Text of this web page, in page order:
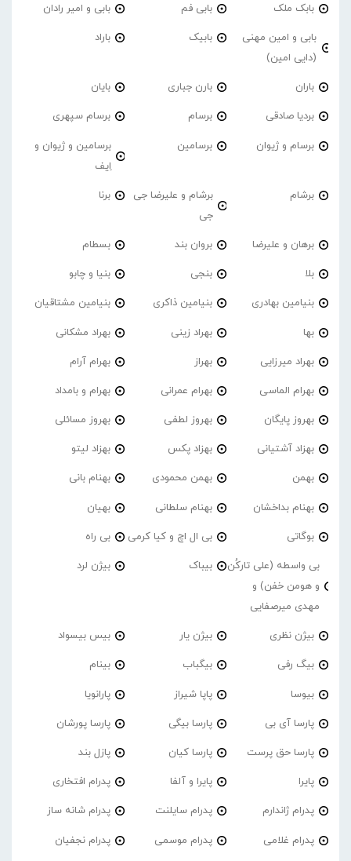
بابک ملک بابی فم بابی و امیر رادان
بابی و امین مهنی
(دایی امین)
بابیک باراد
باران بارن جباری بایان
بردیا صادقی برسام برسام سپهری
برسام و ژیوان برسامین
برسامین و ژیوان و
اِیف
برشام
برشام و علیرضا جی
جی
برنا
برهان و علیرضا بروان بند بسطام
بلا بنجی بنیا و چابو
بنیامین بهادری بنیامین ذاکری بنیامین مشتاقیان
بها بهراد زینی بهراد مشکانی
بهراد میرزایی بهراز بهرام آرام
بهرام الماسی بهرام عمرانی بهرام و بامداد
بهروز پایگان بهروز لطفی بهروز مسائلی
بهزاد آشتیانی بهزاد پکس بهزاد لیتو
بهمن بهمن محمودی بهنام بانی
بهنام بداخشان بهنام سلطانی بهیان
بوگاتی بی ال اچ و کیا کرمی بی راه
بی واسطه (علی تارکُن
و هومن خفن) و
مهدی میرصفایی
بیباک بیژن لرد
بیژن نظری بیژن یار بیس بیسواد
بیگ رفی بیگباب بینام
بیوسا پاپا شیراز پارانویا
پارسا آی بی پارسا بیگی پارسا پورشان
پارسا حق پرست پارسا کیان پازل بند
پایرا پایرا و آلفا پدرام افتخاری
پدرام ژاندارم پدرام‌ سایلنت پدرام شانه ساز
پدرام غلامی پدرام موسمی پدرام نجفیان